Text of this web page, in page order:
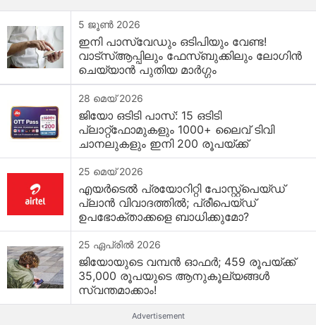
5 ജൂൺ 2026
ഇനി പാസ്‌വേഡും ഒടിപിയും വേണ്ട!
വാട്‌സ്ആപ്പിലും ഫേസ്‌ബുക്കിലും ലോഗിൻ
ചെയ്യാൻ പുതിയ മാർഗ്ഗം
28 മെയ് 2026
ജിയോ ഒടിടി പാസ്: 15 ഒടിടി
പ്ലാറ്റ്‌ഫോമുകളും 1000+ ലൈവ് ടിവി
ചാനലുകളും ഇനി 200 രൂപയ്ക്ക്
25 മെയ് 2026
എയർടെൽ പ്രയോറിറ്റി പോസ്റ്റ്‌പെയ്ഡ്
പ്ലാൻ വിവാദത്തിൽ; പ്രീപെയ്ഡ്
ഉപഭോക്താക്കളെ ബാധിക്കുമോ?
25 ഏപ്രിൽ 2026
ജിയോയുടെ വമ്പൻ ഓഫർ; 459 രൂപയ്ക്ക്
35,000 രൂപയുടെ ആനുകൂല്യങ്ങൾ
സ്വന്തമാക്കാം!
Advertisement